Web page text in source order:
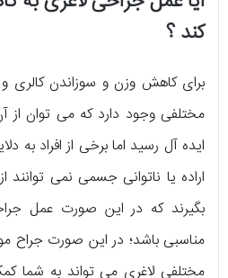
کند ؟
برای کاهش وزن و سوزاندن کالری
مختلفی وجود دارد که می توان
ایده آل رسید اما برخی از افراد به
اراده یا ناتوانی جسمی نمی
بگیرند که در این صورت عمل
مناسبی باشد؛ در این صورت جراح